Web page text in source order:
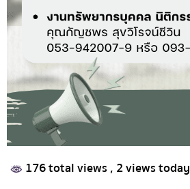
176 total views, 2 views today